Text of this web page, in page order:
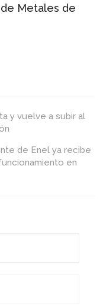
sube
de Metales de
y vuelve a subir al
de Enel ya recibe
en